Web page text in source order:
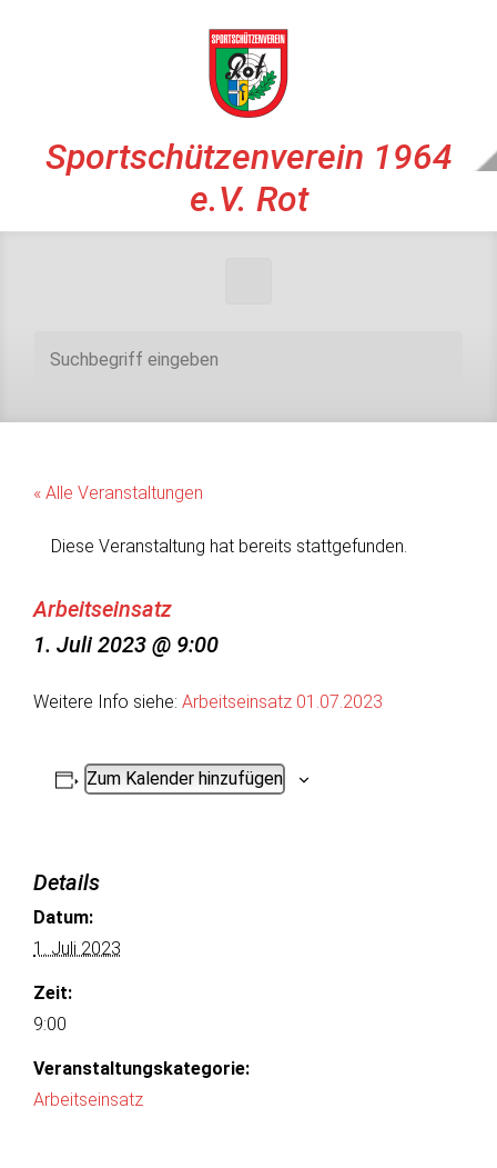
Zum Hauptinhalt springen
Sportschützenverein 1964
e.V. Rot
« Alle Veranstaltungen
Diese Veranstaltung hat bereits stattgefunden.
Arbeitseinsatz
1. Juli 2023 @ 9:00
Weitere Info siehe: Arbeitseinsatz 01.07.2023
Zum Kalender hinzufügen
Details
Datum:
1. Juli 2023
Zeit:
9:00
Veranstaltungskategorie:
Arbeitseinsatz